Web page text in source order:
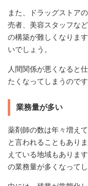
また、ドラッグストア
売者、美容スタッフな
の構築が難しくなりま
いでしょう。
人間関係が悪くなると
たくなってしまうのです
業務量が多い
薬剤師の数は年々増え
と言われることもあり
えている地域もありま
の業務量が多くなってし